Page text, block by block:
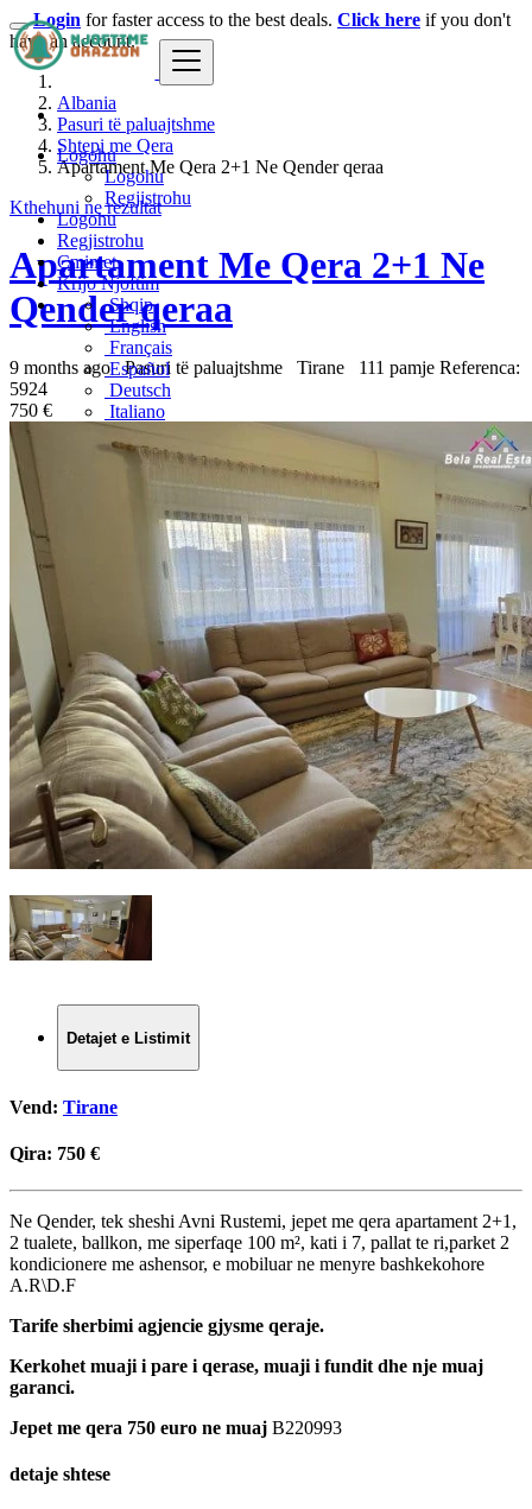
Logohu
Logohu
Regjistrohu
Logohu
Regjistrohu
Çmimet
Krijo Njoftim
Shqip
English
Français
Español
Deutsch
Italiano
Login for faster access to the best deals. Click here if you don't
have an account.
Albania
Pasuri të paluajtshme
Shtepi me Qera
Apartament Me Qera 2+1 Ne Qender qeraa
Kthehuni ne rezultat
Apartament Me Qera 2+1 Ne
Qender qeraa
9 months ago Pasuri të paluajtshme Tirane 111 pamje Referenca:
5924
750 €
Detajet e Listimit
Vend: Tirane
Qira: 750 €
Ne Qender, tek sheshi Avni Rustemi, jepet me qera apartament 2+1,
2 tualete, ballkon, me siperfaqe 100 m², kati i 7, pallat te ri,parket 2
kondicionere me ashensor, e mobiluar ne menyre bashkekohore
A.R\D.F
Tarife sherbimi agjencie gjysme qeraje.
Kerkohet muaji i pare i qerase, muaji i fundit dhe nje muaj
garanci.
Jepet me qera 750 euro ne muaj B220993
detaje shtese